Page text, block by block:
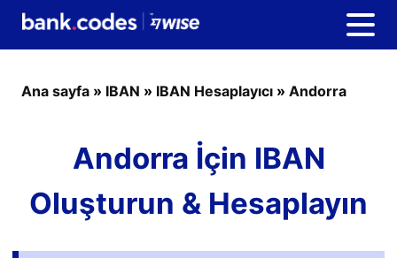
Ana sayfa » IBAN » IBAN Hesaplayıcı » Andorra
Andorra İçin IBAN
Oluşturun & Hesaplayın